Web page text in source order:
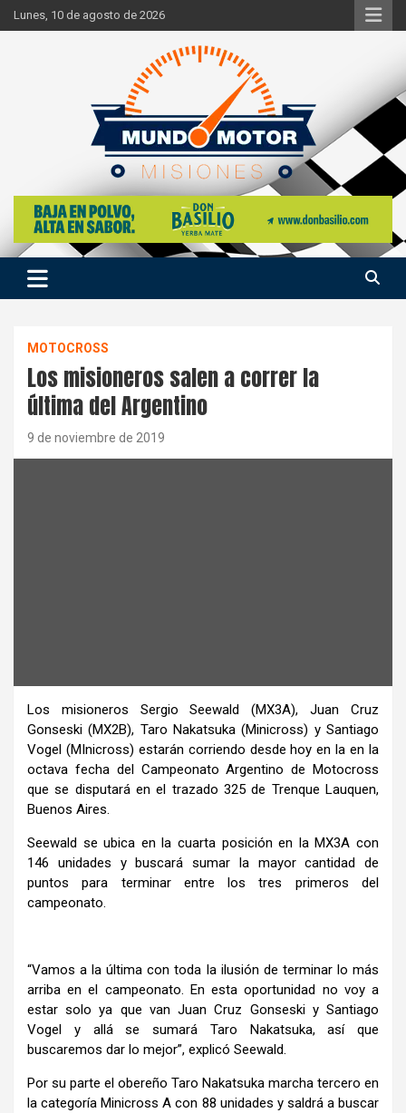
Skip
to
Lunes, 10 de agosto de 2026
Mundo Motor Misiones
Si hay ruido de motores ahí estaremos
MOTOCROSS
Los misioneros salen a correr la
última del Argentino
9 de noviembre de 2019
Los misioneros Sergio Seewald (MX3A), Juan Cruz
Gonseski (MX2B), Taro Nakatsuka (Minicross) y Santiago
Vogel (MInicross) estarán corriendo desde hoy en la en la
octava fecha del Campeonato Argentino de Motocross
que se disputará en el trazado 325 de Trenque Lauquen,
Buenos Aires.
Seewald se ubica en la cuarta posición en la MX3A con
146 unidades y buscará sumar la mayor cantidad de
puntos para terminar entre los tres primeros del
campeonato.
“Vamos a la última con toda la ilusión de terminar lo más
arriba en el campeonato. En esta oportunidad no voy a
estar solo ya que van Juan Cruz Gonseski y Santiago
Vogel y allá se sumará Taro Nakatsuka, así que
buscaremos dar lo mejor”, explicó Seewald.
Por su parte el obereño Taro Nakatsuka marcha tercero en
la categoría Minicross A con 88 unidades y saldrá a buscar